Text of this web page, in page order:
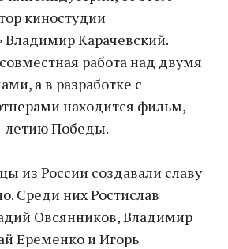
киностудии
Владимир Карачевский.
работа над двумя
а в разработке с
находится фильм,
Победы.
из России создавали славу
Среди них Ростислав
Овсянников, Владимир
Еременко и Игорь